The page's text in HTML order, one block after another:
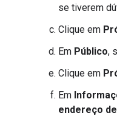
se tiverem
Clique em
Em Público,
Clique em
Em
endereço